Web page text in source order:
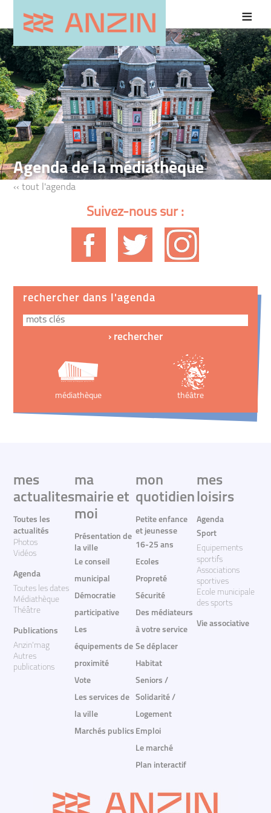
Agenda de la médiathèque
‹‹ tout l'agenda
Suivez-nous sur :
rechercher dans l'agenda
médiathèque théâtre
mes
actualites
Toutes les
actualités
Photos
Vidéos
Agenda
Toutes les dates
Médiathèque
Théâtre
Publications
Anzin'mag
Autres
publications
ma
mairie et
moi
Présentation de
la ville
Le conseil
municipal
Démocratie
participative
Les
équipements de
proximité
Vote
Les services de
la ville
Marchés publics
mon
quotidien
Petite enfance
et jeunesse
16-25 ans
Ecoles
Propreté
Sécurité
Des médiateurs
à votre service
Se déplacer
Habitat
Seniors /
Solidarité /
Logement
Emploi
Le marché
Plan interactif
mes
loisirs
Agenda
Sport
Equipements
sportifs
Associations
sportives
Ecole municipale
des sports
Vie associative